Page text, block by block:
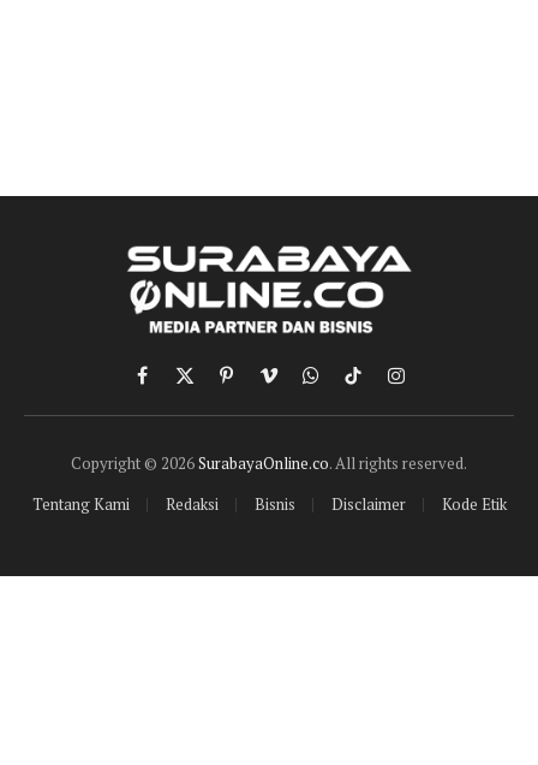
Facebook
X
(Twitter)
PinterestVimeoWhatsApp
TikTokInstagram
Copyright © 2026SurabayaOnline.co. All rights reserved.
Tentang Kami
Redaksi Bisnis Disclaimer Kode Etik